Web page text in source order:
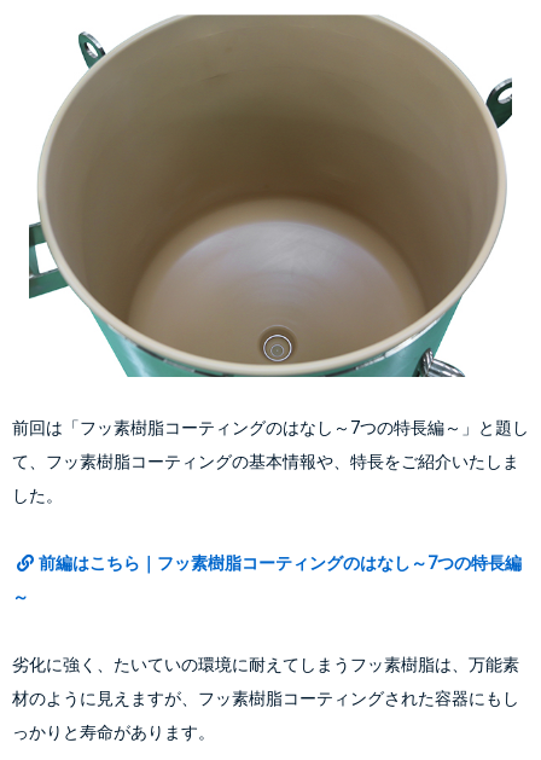
前回は「フッ素樹脂コーティングのはなし～7つの特長編～」と題し
て、フッ素樹脂コーティングの基本情報や、特長をご紹介いたしま
した。
前編はこちら｜フッ素樹脂コーティングのはなし～7つの特長編
～
劣化に強く、たいていの環境に耐えてしまうフッ素樹脂は、万能素
材のように見えますが、フッ素樹脂コーティングされた容器にもし
っかりと寿命があります。